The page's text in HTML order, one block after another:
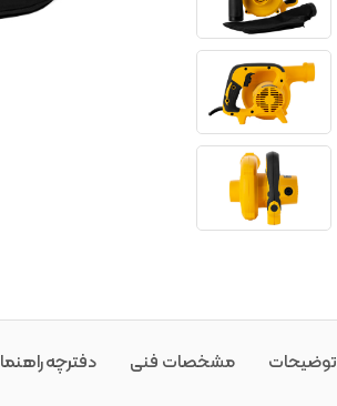
توضیحات مشخصات فنی دفترچه راهنما